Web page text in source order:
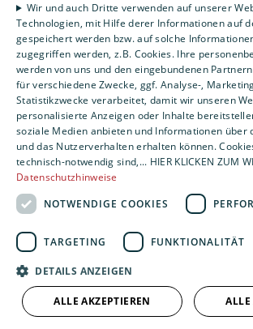
Kontakt
Wir und auch Dritte verwenden auf unserer
Technologien, mit Hilfe derer Informationen auf
gespeichert werden bzw. auf solche
zugegriffen werden, z.B. Cookies. Ihre
werden von uns und den eingebundenen
für verschiedene Zwecke, ggf. Analyse-,
Statistikzwecke verarbeitet, damit wir unseren
personalisierte Anzeigen oder Inhalte
soziale Medien anbieten und Informationen über
und das Nutzerverhalten erhalten können.
technisch-notwendig sind,... HIER KLICKEN ZUM
Datenschutzhinweise
NOTWENDIGE COOKIES
TARGETING FUNKTIONALITÄT
DETAILS ANZEIGEN
ALLE AKZEPTIEREN